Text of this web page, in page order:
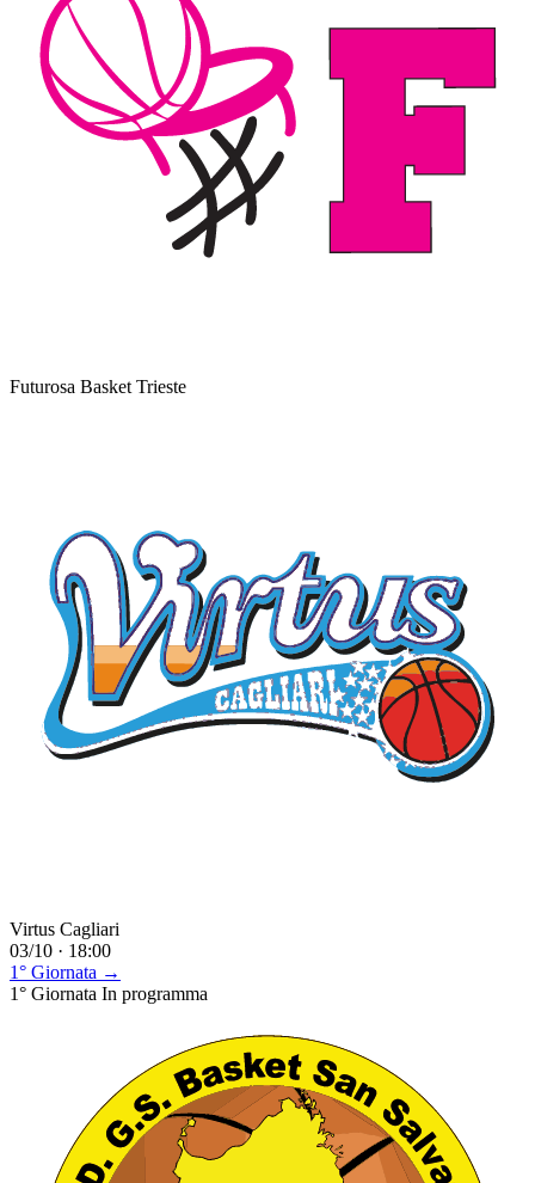
Futurosa Basket Trieste
Virtus Cagliari
03/10 · 18:00
1° Giornata →
1° Giornata In programma